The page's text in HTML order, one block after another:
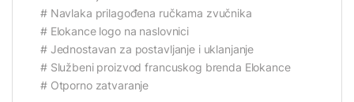
# Navlaka prilagođena ručkama zvučnika
# Elokance logo na naslovnici
# Jednostavan za postavljanje i uklanjanje
# Službeni proizvod francuskog brenda Elokance
# Otporno zatvaranje